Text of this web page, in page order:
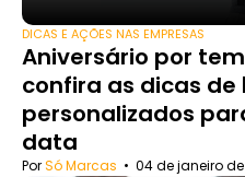
DICAS E AÇÕES NAS EMPRESAS
Aniversário por
confira as dicas de
personalizados
data
PorSó Marcas • 04 de janeiro